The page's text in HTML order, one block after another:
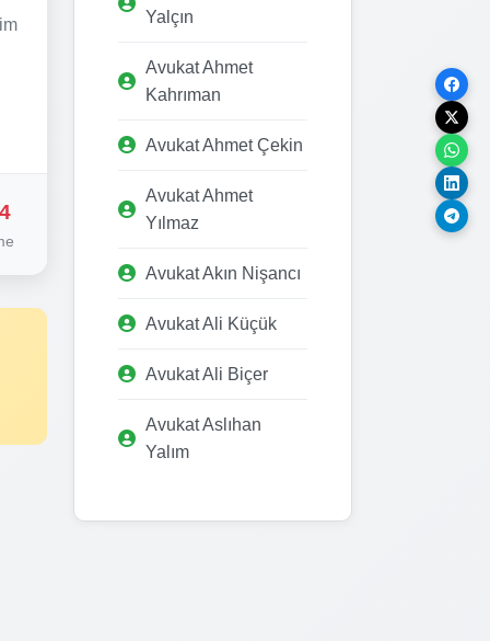
Yalçın
Avukat Ahmet
Kahrıman
Avukat Ahmet Çekin
Avukat Ahmet
Yılmaz
Avukat Akın Nişancı
Avukat Ali Küçük
Avukat Ali Biçer
Avukat Aslıhan
Yalım